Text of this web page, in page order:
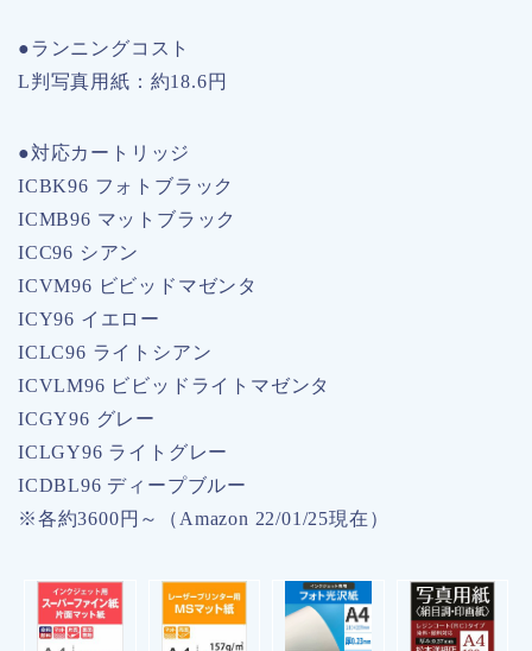
●ランニングコスト
L判写真用紙：約18.6円
●対応カートリッジ
ICBK96 フォトブラック
ICMB96 マットブラック
ICC96 シアン
ICVM96 ビビッドマゼンタ
ICY96 イエロー
ICLC96 ライトシアン
ICVLM96 ビビッドライトマゼンタ
ICGY96 グレー
ICLGY96 ライトグレー
ICDBL96 ディープブルー
※各約3600円～（Amazon 22/01/25現在）